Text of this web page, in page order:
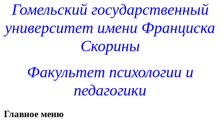
Гомельский государственный
университет имени Франциска
Скорины
Факультет психологии и
педагогики
Главное меню